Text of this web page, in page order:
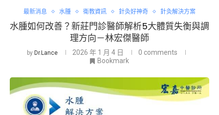
最新消息 水腫 衛教資訊 針灸好神奇 針灸解決方案
水腫如何改善？新莊門診醫師解析5大體質失衡與調
理方向－林宏傑醫師
by Dr.Lance 2026 年 1 月 4 日
0 comments
Bookmark